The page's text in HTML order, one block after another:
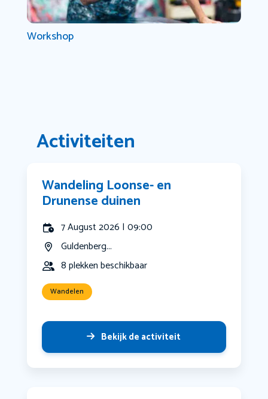
Workshop
Activiteiten
Wandeling Loonse- en
Drunense duinen
7 August 2026 | 09:00
Guldenberg...
8 plekken beschikbaar
Wandelen
Bekijk de activiteit